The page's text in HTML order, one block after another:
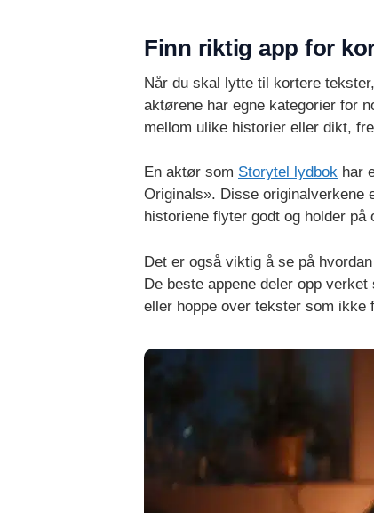
Finn riktig app for
Når du skal lytte til kortere
aktørene har egne kategorier for
mellom ulike historier eller dikt,
En aktør som Storytel lydbok har
Originals». Disse
historiene flyter godt og holder på
Det er også viktig å se på
De beste appene deler opp
eller hoppe over tekster som ikke